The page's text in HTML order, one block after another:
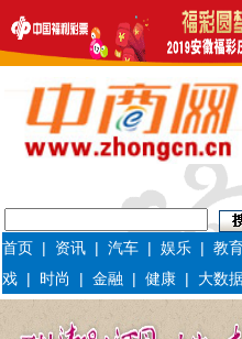
首页 | 资讯 |汽车 |娱乐 |教
戏 | 时尚 |金融 |健康 | 大数